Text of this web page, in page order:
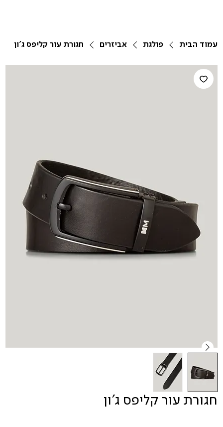
עמוד הבית פולגת אביזרים חגורת עור קליפס ג'ון
חגורת עור קליפס ג'ון